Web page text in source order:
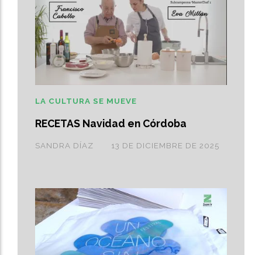
RECETAS Navidad en Córdoba
SANDRA DÍAZ
LA CULTURA SE MUEVE
13 DE DICIEMBRE DE 2025